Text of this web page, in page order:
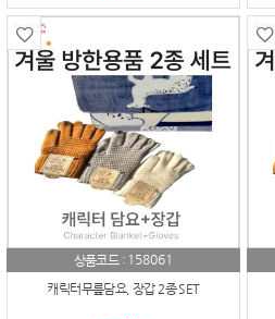
상품코드 : 158061
캐릭터무릎담요, 장갑 2종 SET